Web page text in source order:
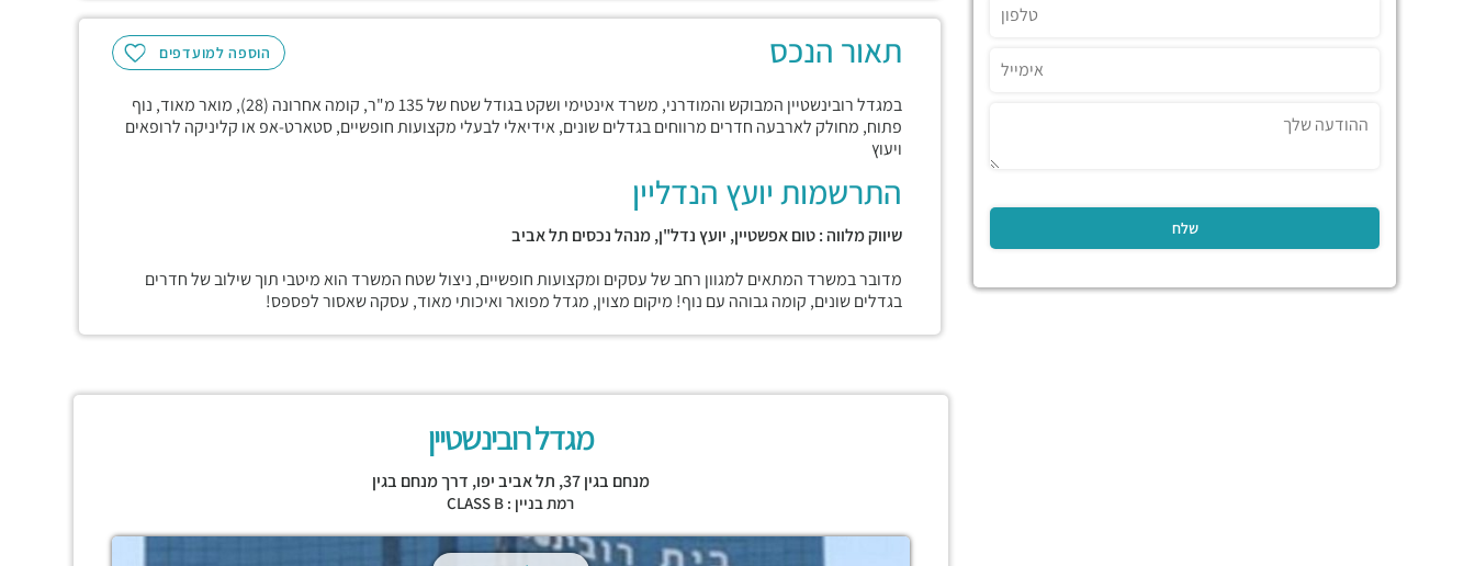
הוספה למועדפים תאור הנכס
במגדל רובינשטיין המבוקש והמודרני, משרד אינטימי ושקט בגודל שטח של 135 מ"ר, קומה אחרונה (28), מואר מאוד, נוף
פתוח, מחולק לארבעה חדרים מרווחים בגדלים שונים, אידיאלי לבעלי מקצועות חופשיים, סטארט-אפ או קליניקה לרופאים
ויעוץ
התרשמות יועץ הנדליין
שיווק מלווה : טום אפשטיין, יועץ נדל"ן, מנהל נכסים תל אביב
מדובר במשרד המתאים למגוון רחב של עסקים ומקצועות חופשיים, ניצול שטח המשרד הוא מיטבי תוך שילוב של חדרים
בגדלים שונים, קומה גבוהה עם נוף! מיקום מצוין, מגדל מפואר ואיכותי מאוד, עסקה שאסור לפספס!
מגדל רובינשטיין
מנחם בגין 37, תל אביב יפו, דרך מנחם בגין
רמת בניין : CLASS B